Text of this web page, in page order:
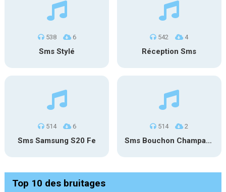
538 6
Sms Stylé
542 4
Réception Sms
514 6
Sms Samsung S20 Fe
514 2
Sms Bouchon Champagne
Top 10 des bruitages